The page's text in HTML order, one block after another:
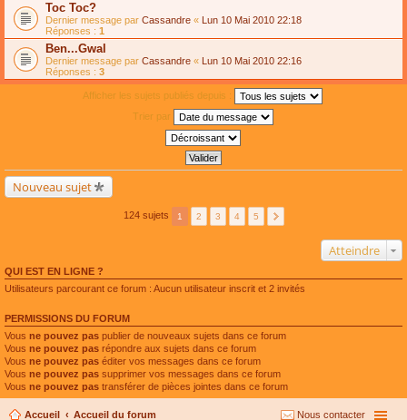
Toc Toc?
Dernier message par Cassandre « Lun 10 Mai 2010 22:18
Réponses : 1
Ben...Gwal
Dernier message par Cassandre « Lun 10 Mai 2010 22:16
Réponses : 3
Afficher les sujets publiés depuis :
Trier par
Nouveau sujet
124 sujets 1 2 3 4 5
Atteindre
QUI EST EN LIGNE ?
Utilisateurs parcourant ce forum : Aucun utilisateur inscrit et 2 invités
PERMISSIONS DU FORUM
Vous ne pouvez pas publier de nouveaux sujets dans ce forum
Vous ne pouvez pas répondre aux sujets dans ce forum
Vous ne pouvez pas éditer vos messages dans ce forum
Vous ne pouvez pas supprimer vos messages dans ce forum
Vous ne pouvez pas transférer de pièces jointes dans ce forum
Accueil Accueil du forum Nous contacter